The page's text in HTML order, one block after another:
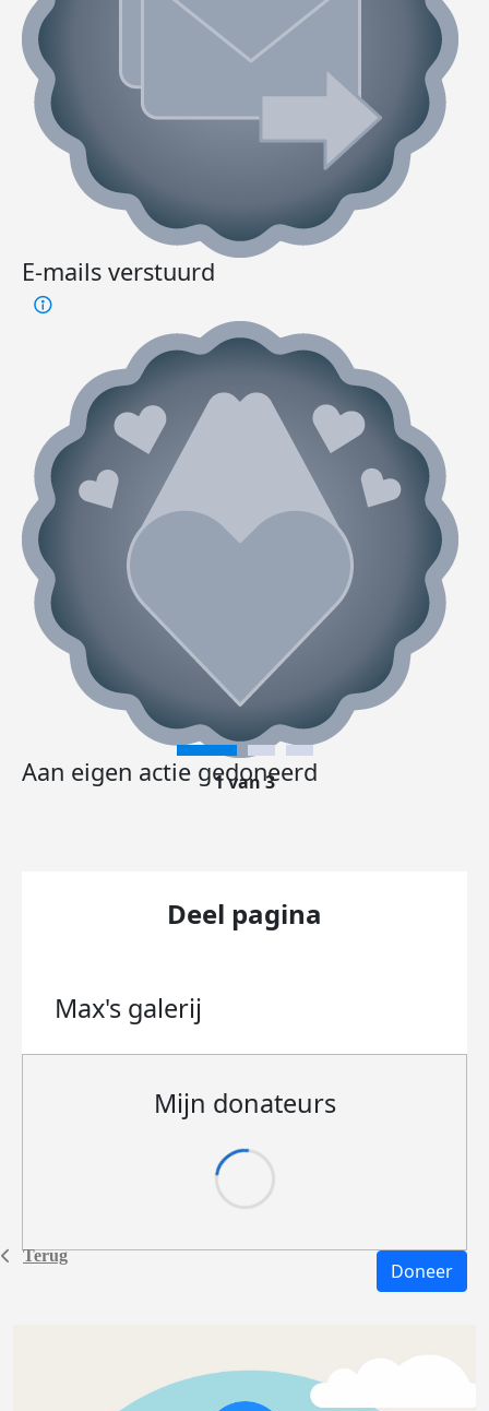
Terug
E-mails verstuurd
Aan eigen actie gedoneerd
1 van 3
Deel pagina
Max's galerij
Mijn donateurs
Doneer